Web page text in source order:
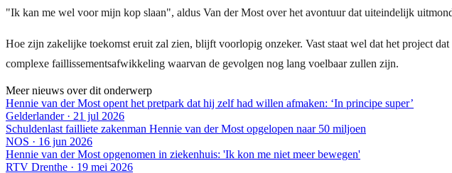
"Ik kan me wel voor mijn kop slaan", aldus Van der Most over het avontuur dat uiteindelijk
Hoe zijn zakelijke toekomst eruit zal zien, blijft voorlopig onzeker. Vast staat wel dat het project
complexe faillissementsafwikkeling waarvan de gevolgen nog lang voelbaar zullen zijn.
Meer nieuws over dit onderwerp
Hennie van der Most opent het pretpark dat hij zelf had willen afmaken: ‘In principe super’
Gelderlander· 21 jul 2026
Schuldenlast failliete zakenman Hennie van der Most opgelopen naar 50 miljoen
NOS · 16 jun 2026
Hennie van der Most opgenomen in ziekenhuis: 'Ik kon me niet meer bewegen'
RTV Drenthe · 19 mei 2026